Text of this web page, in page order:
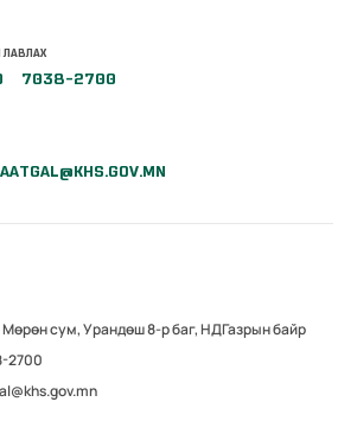
7038-2700
Мөрөн сум, Урандөш 8-р баг, НДГазрын байр
2700